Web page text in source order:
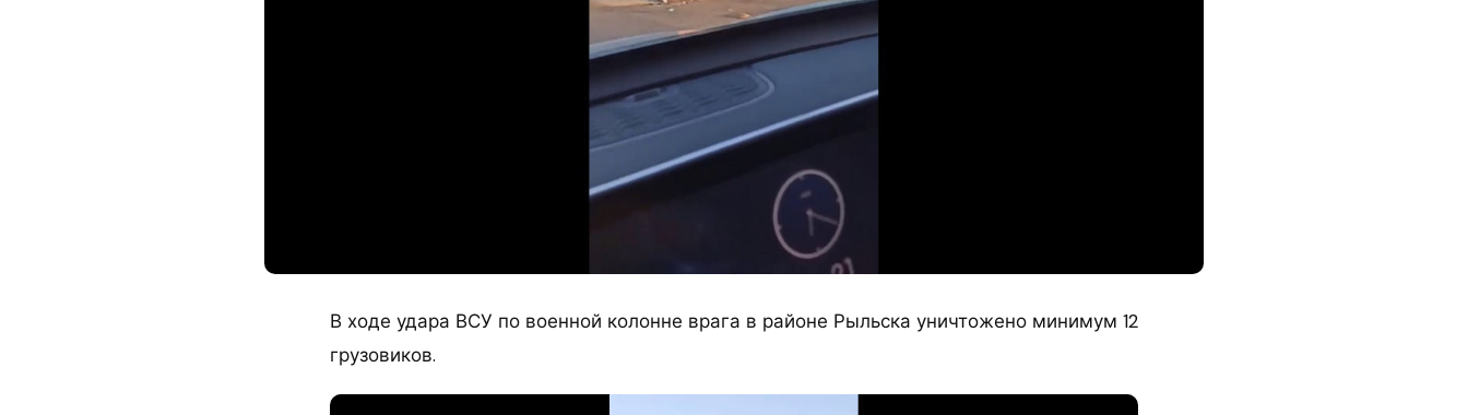
В ходе удара ВСУ по военной колонне врага в районе Рыльска уничтожено минимум 12
грузовиков.